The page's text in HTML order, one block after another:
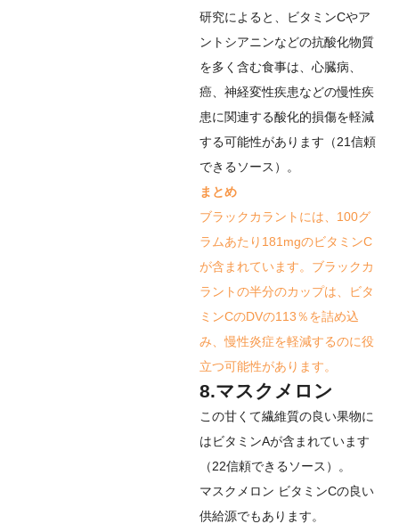
研究によると、ビタミンCやア
ントシアニンなどの抗酸化物質
を多く含む食事は、心臓病、
癌、神経変性疾患などの慢性疾
患に関連する酸化的損傷を軽減
する可能性があります（21信頼
できるソース ）。
まとめ
ブラックカラントには、100グ
ラムあたり181mgのビタミンC
が含まれています。ブラックカ
ラントの半分のカップは、ビタ
ミンCのDVの113％を詰め込
み、慢性炎症を軽減するのに役
立つ可能性があります。
8.マスクメロン
この甘くて繊維質の良い果物に
はビタミンAが含まれています
（22信頼できるソース ）。
マスクメロン ビタミンCの良い
供給源でもあります。